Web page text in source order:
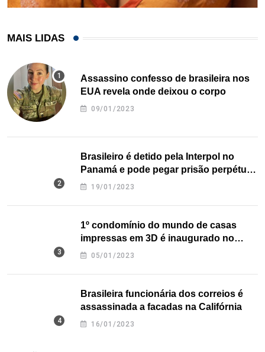
MAIS LIDAS
Assassino confesso de brasileira nos
EUA revela onde deixou o corpo
09/01/2023
Brasileiro é detido pela Interpol no
Panamá e pode pegar prisão perpétua
nos EUA
19/01/2023
1º condomínio do mundo de casas
impressas em 3D é inaugurado no
Texas
05/01/2023
Brasileira funcionária dos correios é
assassinada a facadas na Califórnia
16/01/2023